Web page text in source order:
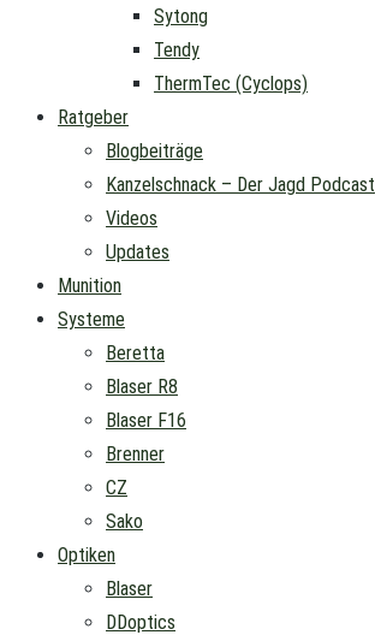
Sytong
Tendy
ThermTec (Cyclops)
Ratgeber
Blogbeiträge
Kanzelschnack – Der Jagd Podcast
Videos
Updates
Munition
Systeme
Beretta
Blaser R8
Blaser F16
Brenner
CZ
Sako
Optiken
Blaser
DDoptics